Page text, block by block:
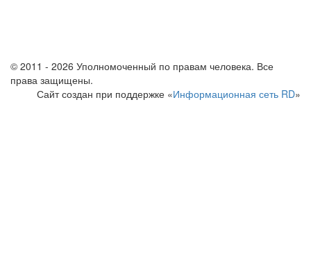
© 2011 - 2026 Уполномоченный по правам человека. Все
права защищены.
Сайт создан при поддержке «Информационная сеть RD»